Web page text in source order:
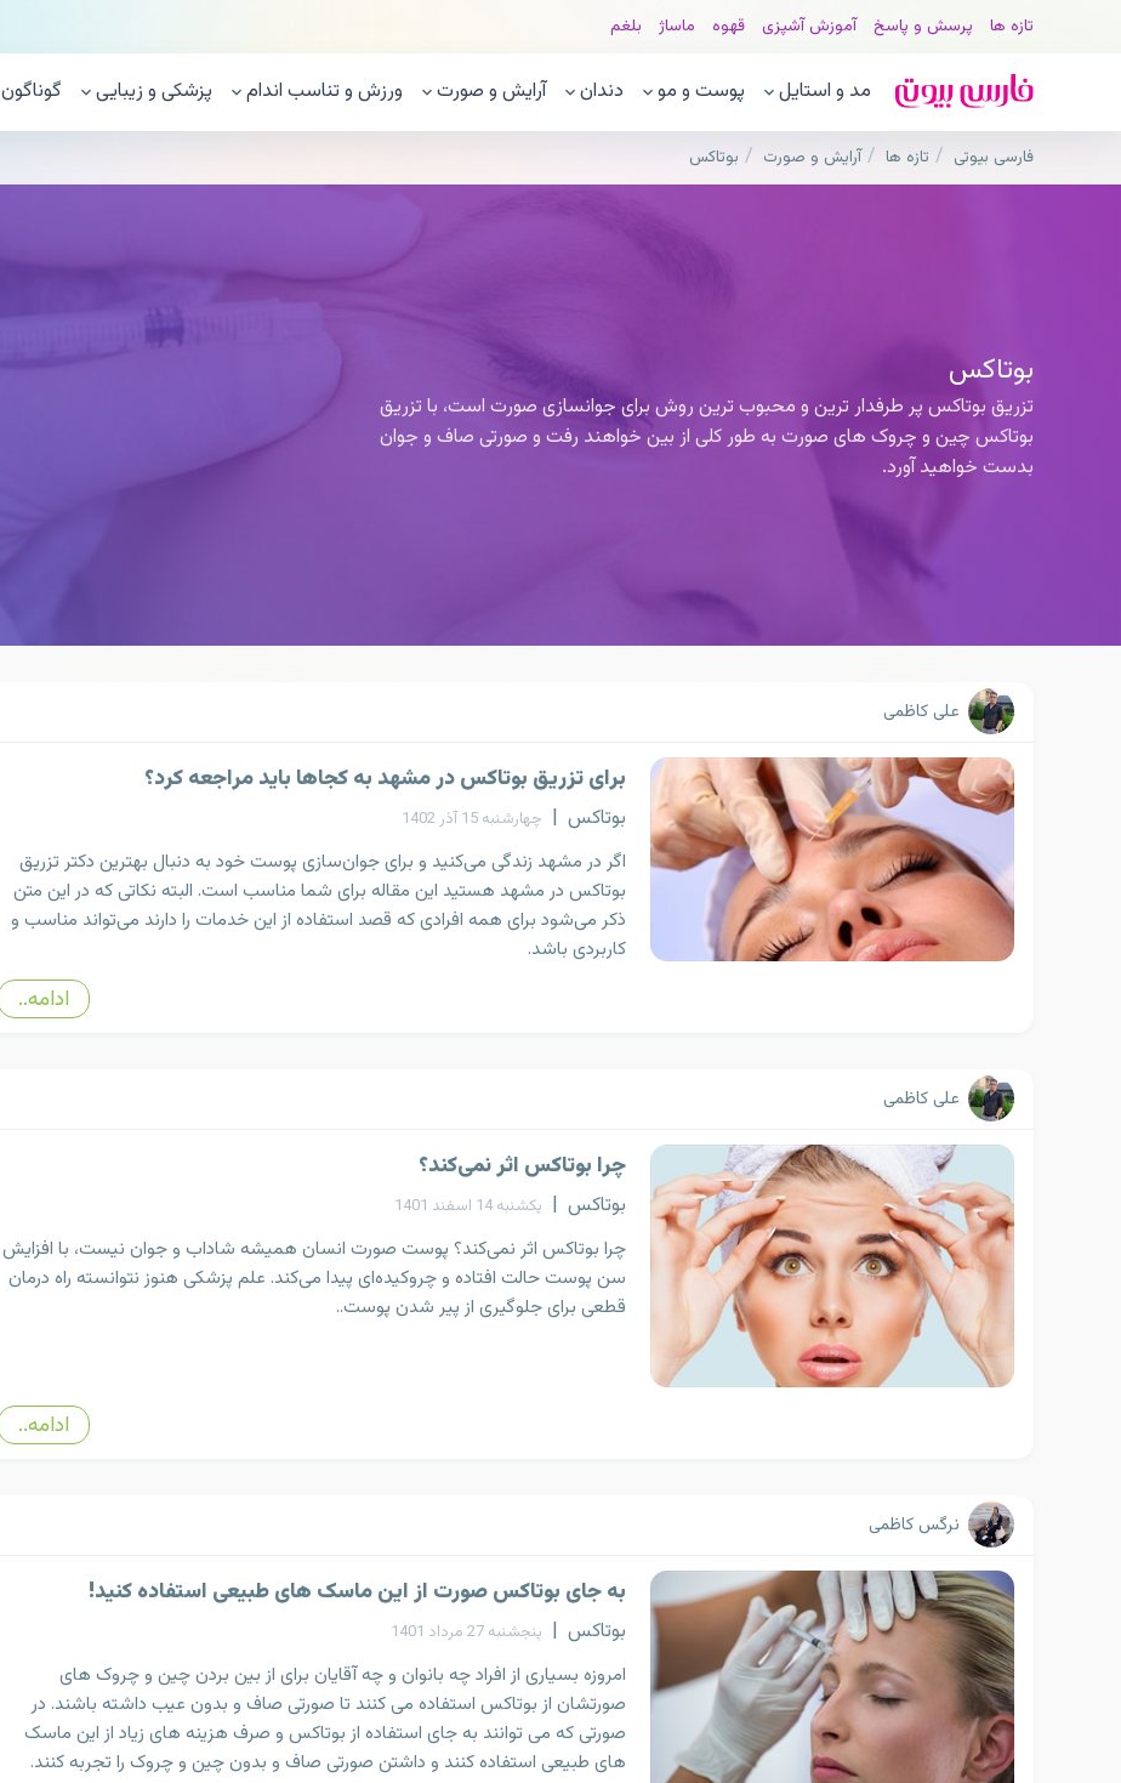
تازه ها پرسش و پاسخ آموزش آشپزی قهوه ماساژ بلغم
مد و استایل پوست و مو دندان آرایش و صورت ورزش و تناسب اندام پزشکی و زیبایی گوناگون
فارسی بیوتی تازه ها آرایش و صورت بوتاکس
بوتاکس
تزریق بوتاکس پر طرفدار ترین و محبوب ترین روش برای جوانسازی صورت است، با تزریق
بوتاکس چین و چروک های صورت به طور کلی از بین خواهند رفت و صورتی صاف و جوان
بدست خواهید آورد.
علی کاظمی
برای تزریق بوتاکس در مشهد به کجاها باید مراجعه کرد؟
بوتاکس | چهارشنبه 15 آذر 1402
اگر در مشهد زندگی می‌کنید و برای جوان‌سازی پوست خود به ‌دنبال بهترین دکتر تزریق
بوتاکس در مشهد هستید این مقاله برای شما مناسب است. البته نکاتی که در این متن
ذکر می‌شود برای همه افرادی که قصد استفاده از این خدمات را دارند می‌تواند مناسب و
کاربردی باشد.
ادامه..
علی کاظمی
چرا بوتاکس اثر نمی‌کند؟
بوتاکس | یکشنبه 14 اسفند 1401
چرا بوتاکس اثر نمی‌کند؟ پوست صورت انسان همیشه شاداب و جوان نیست، با افزایش
سن پوست حالت افتاده و چروکیده‌ای پیدا می‌کند. علم پزشکی هنوز نتوانسته راه درمان
قطعی برای جلوگیری از پیر شدن پوست..
ادامه..
نرگس کاظمی
به جای بوتاکس صورت از این ماسک های طبیعی استفاده کنید!
بوتاکس | پنجشنبه 27 مرداد 1401
امروزه بسیاری از افراد چه بانوان و چه آقایان برای از بین بردن چین و چروک های
صورتشان از بوتاکس استفاده می کنند تا صورتی صاف و بدون عیب داشته باشند. در
صورتی که می توانند به جای استفاده از بوتاکس و صرف هزینه های زیاد از این ماسک
های طبیعی استفاده کنند و داشتن صورتی صاف و بدون چین و چروک را تجربه کنند.